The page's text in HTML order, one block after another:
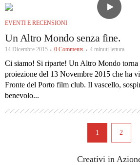
EVENTI E RECENSIONI
Un Altro Mondo senza fine.
14 Dicembre 2015 0 Comments 4 minuti lettura
Ci siamo! Si riparte! Un Altro Mondo torna
proiezione del 13 Novembre 2015 che ha
Fronte del Porto film club. Il vascello,
benevolo...
1 2
Creativi in